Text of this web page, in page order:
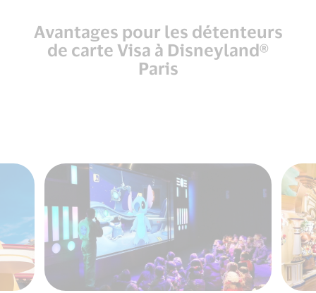
Avantages pour les détenteurs
de carte Visa à Disneyland®
Paris